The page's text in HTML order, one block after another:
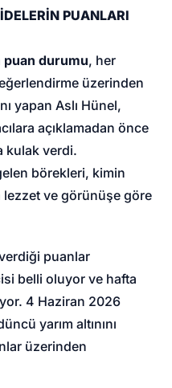
PUANLARI
puan durumu, her
üzerinden
yapan Aslı Hünel,
açıklamadan önce
kulak verdi.
börekleri, kimin
lezzet ve görünüşe göre
puanlar
belli oluyor ve hafta
4 Haziran 2026
yarım altınını
üzerinden